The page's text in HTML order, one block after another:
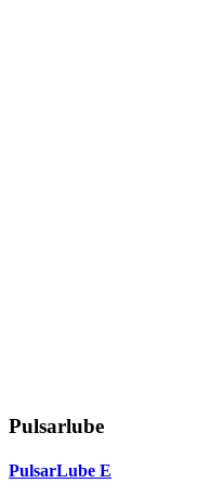
Pulsarlube
PulsarLube E